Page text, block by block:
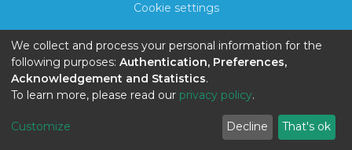
Cookie settings
End User Agreement
Send Feedback
We collect and process your personal information for the
following purposes: Authentication, Preferences,
Acknowledgement and Statistics.
To learn more, please read our privacy policy.
Customize Decline That's ok